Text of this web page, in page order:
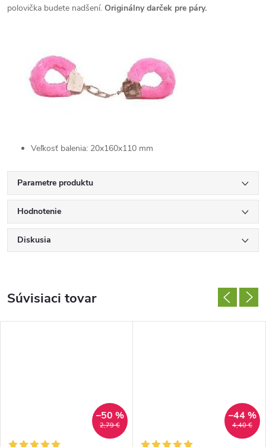
polovička budete nadšení. Originálny darček pre páry.
Veľkosť balenia: 20x160x110 mm
Parametre produktu
Hodnotenie
Diskusia
Súvisiaci tovar
2,79 €
–50 %
4,40 €
–44 %